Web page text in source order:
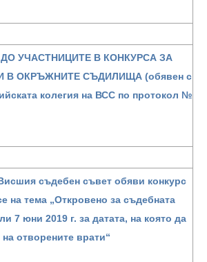
УЧАСТНИЦИТЕ В КОНКУРСА ЗА
ОКРЪЖНИТЕ СЪДИЛИЩА (обявен с
колегия на ВСС по протокол №
съдебен съвет обяви конкурс
на тема „Откровено за съдебната
7 юни 2019 г. за датата, на която да
отворените врати“